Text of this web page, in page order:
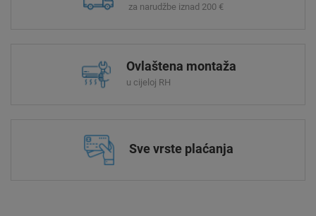
za narudžbe iznad 200 €
Ovlaštena montaža
u cijeloj RH
Sve vrste plaćanja